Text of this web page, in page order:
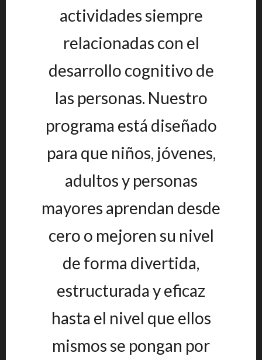
actividades siempre
relacionadas con el
desarrollo cognitivo de
las personas. Nuestro
programa está diseñado
para que niños, jóvenes,
adultos y personas
mayores aprendan desde
cero o mejoren su nivel
de forma divertida,
estructurada y eficaz
hasta el nivel que ellos
mismos se pongan por